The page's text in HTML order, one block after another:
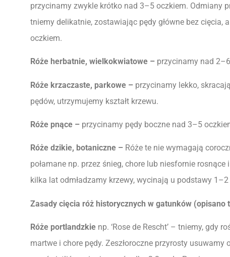
przycinamy zwykle krótko nad 3–5 oczkiem. Odmiany
tniemy delikatnie, zostawiając pędy główne bez cięcia,
oczkiem.
Róże herbatnie, wielkokwiatowe – przycinamy nad
Róże krzaczaste, parkowe – przycinamy lekko,
pędów, utrzymujemy kształt krzewu.
Róże pnące – przycinamy pędy boczne nad 3–5
Róże dzikie, botaniczne – Róże te nie wymagają
połamane np. przez śnieg, chore lub niesfornie
kilka lat odmładzamy krzewy, wycinają u podstawy
Zasady cięcia róż historycznych w gatunków
Róże portlandzkie np. ‘Rose de Rescht’ – tniemy, gdy
martwe i chore pędy. Zeszłoroczne przyrosty usuwamy